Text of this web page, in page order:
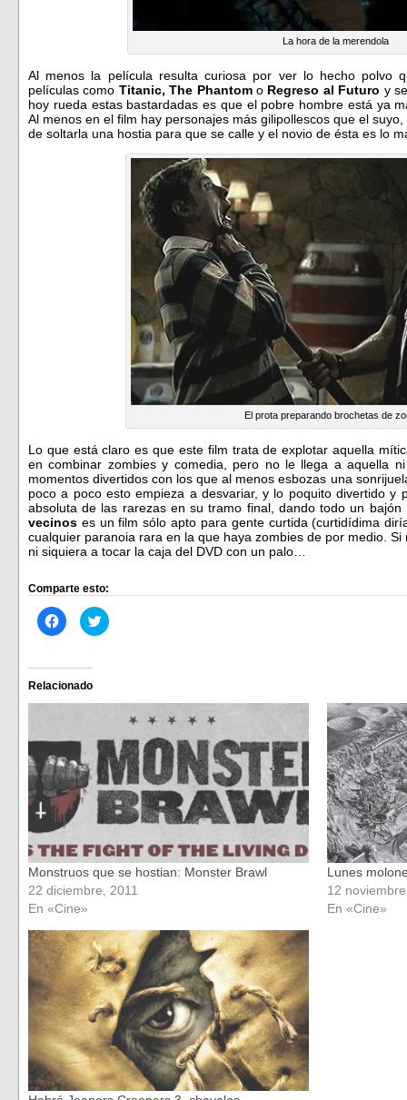
La hora de la merendola
Al menos la película resulta curiosa por ver lo hecho polvo
películas como Titanic, The Phantomo Regreso al Futuro y
hoy rueda estas bastardadas es que el pobre hombre está ya
Al menos en el film hay personajes más gilipollescos que el
de soltarla una hostia para que se calle y el novio de ésta es lo
El prota preparando brochetas de
Lo que está claro es que este film trata de explotar aquella
en combinar zombies y comedia, pero no le llega a aquella
momentos divertidos con los que al menos esbozas una
poco a poco esto empieza a desvariar, y lo poquito divertido y
absoluta de las rarezas en su tramo final, dando todo un
vecinos es un film sólo apto para gente curtida (curtidídima
cualquier paranoia rara en la que haya zombies de por medio.
ni siquiera a tocar la caja del DVD con un palo…
Comparte esto:
Haz
clic
Facebook
(Se
abre
en
nueva)
Haz
clic
en
ventana
nueva)
Relacionado
Monstruos que se hostian: Monster Brawl
22 diciembre, 2011
En «Cine»
Lunes
12
En «Cine»